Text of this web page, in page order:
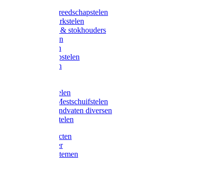
Overige gereedschapstelen
Bezem-/Harkstelen
Handvaten & stokhouders
Hamerstelen
Spadestelen
Graanschopstelen
Schopstelen
Gardena stelen
Sneeuw- /Mestschuifstelen
Stelen / Handvaten diversen
Telescoopstelen
Tuin producten
Fruitplukker
Ophangsystemen